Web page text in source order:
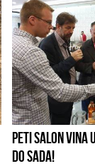
PETI SALON VINA
DO SADA!